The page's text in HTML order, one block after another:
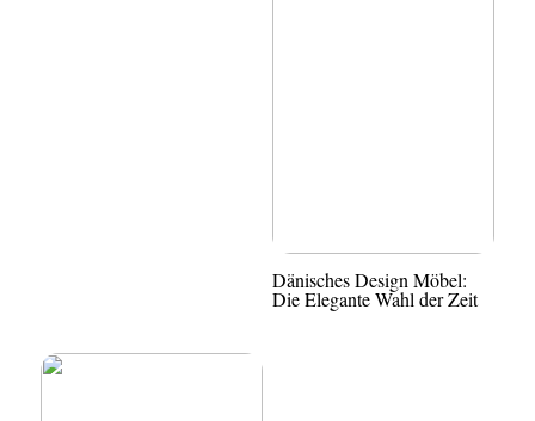
Dänisches Design Möbel:
Die Elegante Wahl der Zeit